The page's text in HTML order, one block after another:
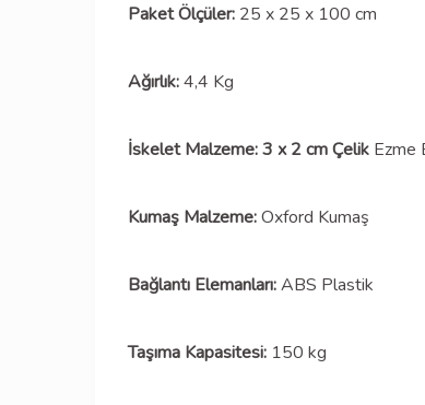
Paket Ölçüler: 25 x 25 x 100 cm
Ağırlık:4,4 Kg
İskelet Malzeme:3 x 2 cm Çelik Ezme
Kumaş Malzeme:Oxford Kumaş
Bağlantı Elemanları:ABS Plastik
Taşıma Kapasitesi: 150 kg